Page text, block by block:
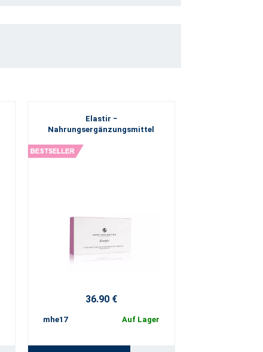
Elastir −
Nahrungsergänzungsmittel
36.90 €
mhe17 Auf Lager